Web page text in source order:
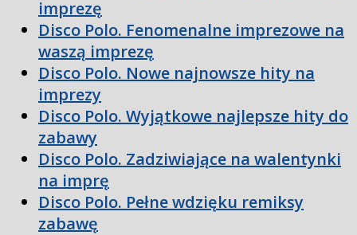
imprezę
Disco Polo. Fenomenalne imprezowe na
waszą imprezę
Disco Polo. Nowe najnowsze hity na
imprezy
Disco Polo. Wyjątkowe najlepsze hity do
zabawy
Disco Polo. Zadziwiające na walentynki
na imprę
Disco Polo. Pełne wdzięku remiksy
zabawę